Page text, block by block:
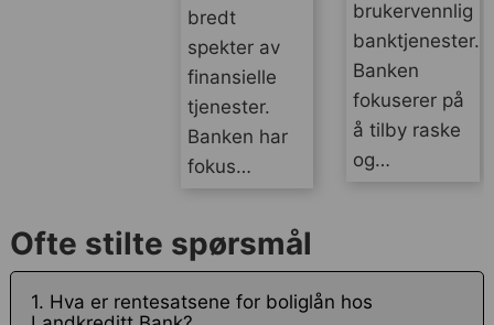
bredt
spekter av
finansielle
tjenester.
Banken har
fokus…
brukervennlig
banktjenester.
Banken
fokuserer på
å tilby raske
og…
Ofte stilte spørsmål
1. Hva er rentesatsene for boliglån hos